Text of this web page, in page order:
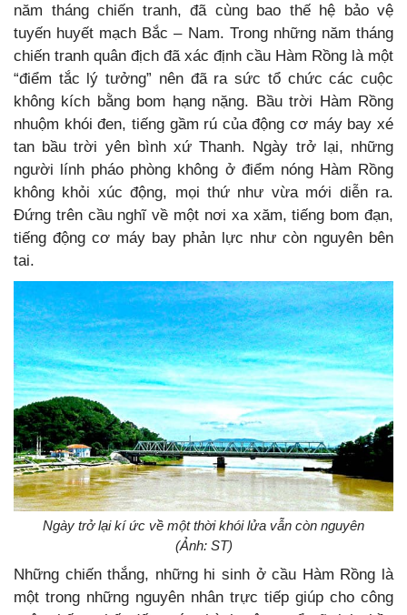
năm tháng chiến tranh, đã cùng bao thế hệ bảo vệ
tuyến huyết mạch Bắc – Nam. Trong những năm tháng
chiến tranh quân địch đã xác định cầu Hàm Rồng là một
“điểm tắc lý tưởng” nên đã ra sức tổ chức các cuộc
không kích bằng bom hạng nặng. Bầu trời Hàm Rồng
nhuộm khói đen, tiếng gầm rú của động cơ máy bay xé
tan bầu trời yên bình xứ Thanh. Ngày trở lại, những
người lính pháo phòng không ở điểm nóng Hàm Rồng
không khỏi xúc động, mọi thứ như vừa mới diễn ra.
Đứng trên cầu nghĩ về một nơi xa xăm, tiếng bom đạn,
tiếng động cơ máy bay phản lực như còn nguyên bên
tai.
Ngày trở lại kí ức về một thời khói lửa vẫn còn nguyên
(Ảnh: ST)
Những chiến thắng, những hi sinh ở cầu Hàm Rồng là
một trong những nguyên nhân trực tiếp giúp cho công